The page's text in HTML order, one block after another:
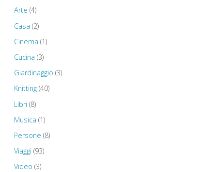
Arte (4)
Casa (2)
Cinema (1)
Cucina (3)
Giardinaggio (3)
Knitting(40)
Libri (8)
Musica (1)
Persone (8)
Viaggi (93)
Video (3)